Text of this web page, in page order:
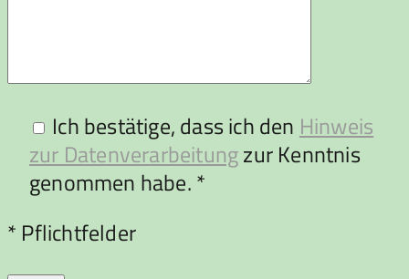
Ich bestätige, dass ich den Hinweis
zur Datenverarbeitungzur Kenntnis
genommen habe. *
Bitte lasse dieses Feld leer.
* Pflichtfelder